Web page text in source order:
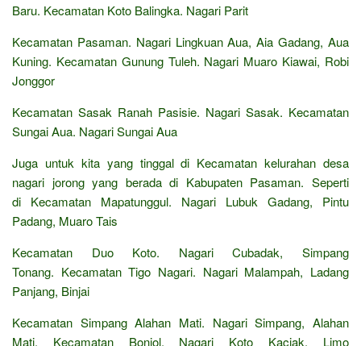
Baru. Kecamatan Koto Balingka. Nagari Parit
Kecamatan Pasaman. Nagari Lingkuan Aua, Aia Gadang, Aua
Kuning. Kecamatan Gunung Tuleh. Nagari Muaro Kiawai, Robi
Jonggor
Kecamatan Sasak Ranah Pasisie. Nagari Sasak. Kecamatan
Sungai Aua. Nagari Sungai Aua
Juga untuk kita yang tinggal di Kecamatan kelurahan desa
nagari jorong yang berada di Kabupaten Pasaman. Seperti
di Kecamatan Mapatunggul. Nagari Lubuk Gadang, Pintu
Padang, Muaro Tais
Kecamatan Duo Koto. Nagari Cubadak, Simpang
Tonang. Kecamatan Tigo Nagari. Nagari Malampah, Ladang
Panjang, Binjai
Kecamatan Simpang Alahan Mati. Nagari Simpang, Alahan
Mati. Kecamatan Bonjol. Nagari Koto Kaciak, Limo